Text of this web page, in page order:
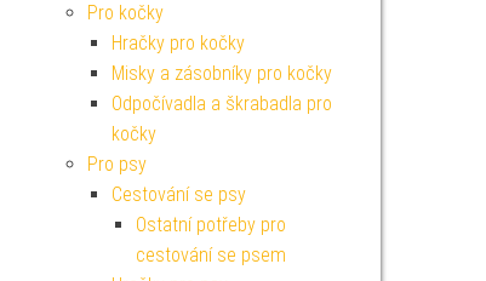
Pro kočky
Hračky pro kočky
Misky a zásobníky pro kočky
Odpočívadla a škrabadla pro
kočky
Pro psy
Cestování se psy
Ostatní potřeby pro
cestování se psem